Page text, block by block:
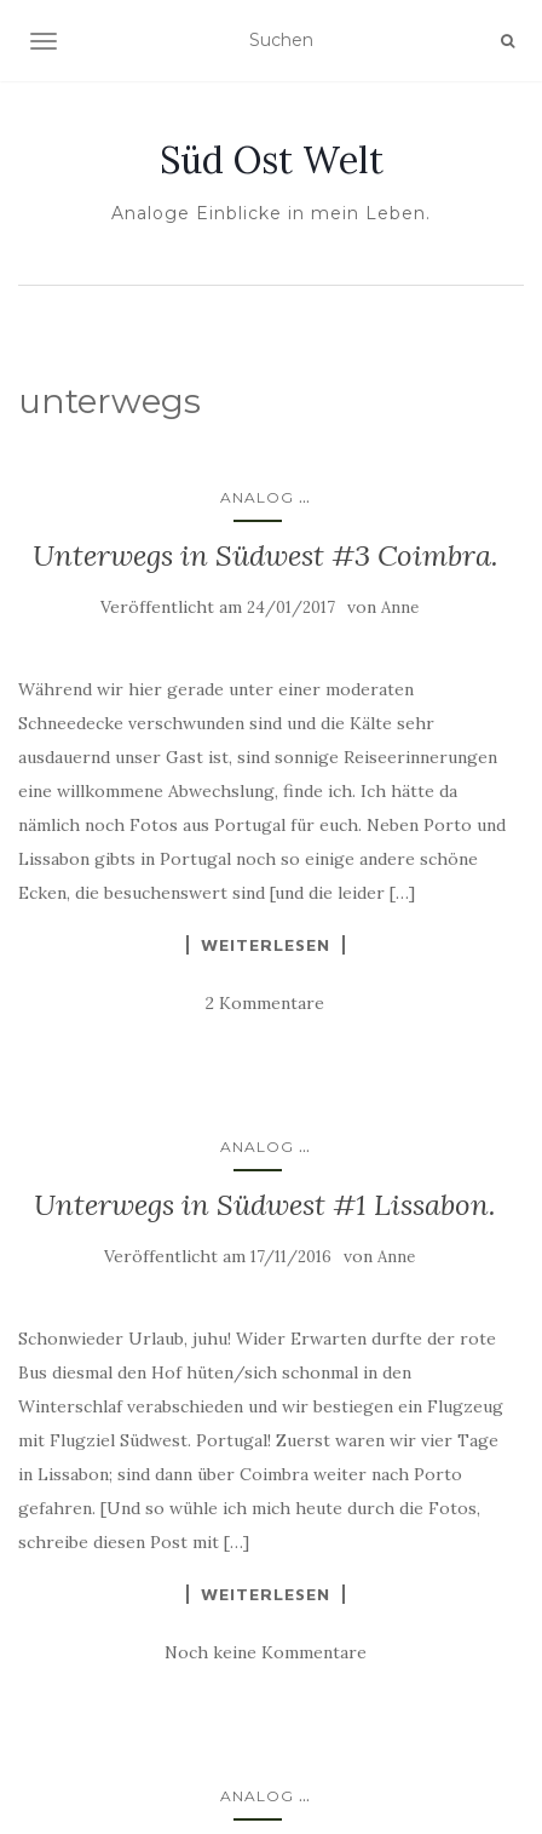
NAVIGATION UMSCHALTEN
Süd Ost Welt
Analoge Einblicke in mein Leben.
unterwegs
ANALOG ...
Unterwegs in Südwest #3 Coimbra.
Veröffentlicht am 24/01/2017 von Anne
Während wir hier gerade unter einer moderaten
Schneedecke verschwunden sind und die Kälte sehr
ausdauernd unser Gast ist, sind sonnige Reiseerinnerungen
eine willkommene Abwechslung, finde ich. Ich hätte da
nämlich noch Fotos aus Portugal für euch. Neben Porto und
Lissabon gibts in Portugal noch so einige andere schöne
Ecken, die besuchenswert sind [und die leider […]
WEITERLESEN
2 Kommentare
ANALOG ...
Unterwegs in Südwest #1 Lissabon.
Veröffentlicht am 17/11/2016 von Anne
Schonwieder Urlaub, juhu! Wider Erwarten durfte der rote
Bus diesmal den Hof hüten/sich schonmal in den
Winterschlaf verabschieden und wir bestiegen ein Flugzeug
mit Flugziel Südwest. Portugal! Zuerst waren wir vier Tage
in Lissabon; sind dann über Coimbra weiter nach Porto
gefahren. [Und so wühle ich mich heute durch die Fotos,
schreibe diesen Post mit […]
WEITERLESEN
Noch keine Kommentare
ANALOG ...